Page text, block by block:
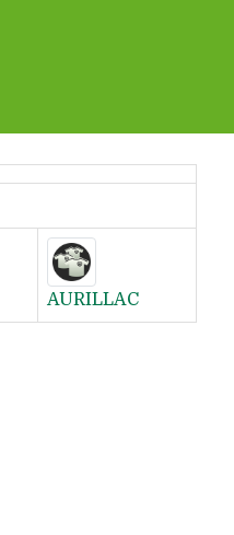
AURILLAC